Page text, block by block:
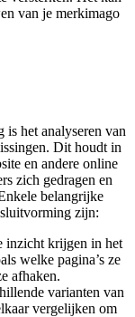
van je merkimago
het analyseren van
Dit houdt in
en andere online
zich gedragen en
belangrijke
zijn:
inzicht krijgen in het
welke pagina’s ze
afhaken.
varianten van
vergelijken om